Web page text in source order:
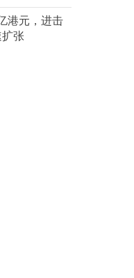
港元，进击
扩张